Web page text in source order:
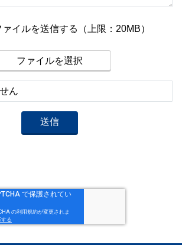
イルを送信する（上限：20MB）
ファイルを選択
ん